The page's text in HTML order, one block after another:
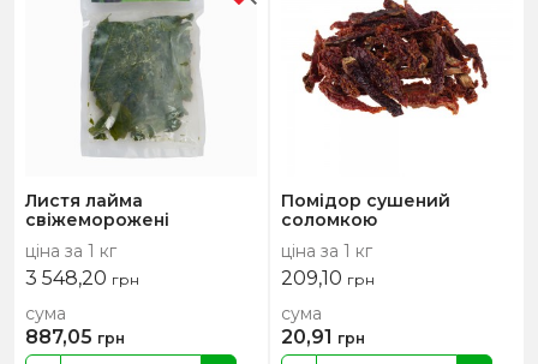
Листя лайма
свіжеморожені
ціна за 1 кг
3 548,20 грн
сума
887,05 грн
Помідор сушений
соломкою
ціна за 1 кг
209,10 грн
сума
20,91 грн